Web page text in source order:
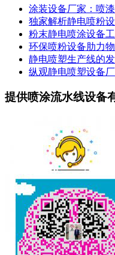
涂装设备厂家：喷
独家解析静电喷粉
粉末静电喷涂设备
环保喷粉设备肋力
静电喷塑生产线的
纵观静电喷塑设备
提供喷涂流水线设备